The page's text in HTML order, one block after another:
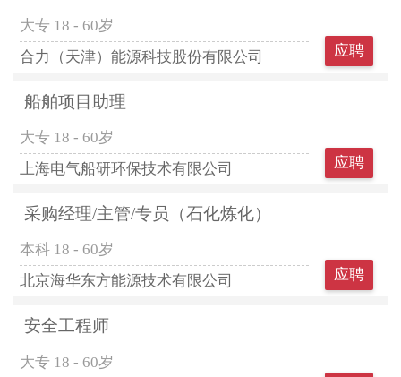
大专 18 - 60岁
合力（天津）能源科技股份有限公司
应聘
船舶项目助理
大专 18 - 60岁
上海电气船研环保技术有限公司
应聘
采购经理/主管/专员（石化炼化）
本科 18 - 60岁
北京海华东方能源技术有限公司
应聘
安全工程师
大专 18 - 60岁